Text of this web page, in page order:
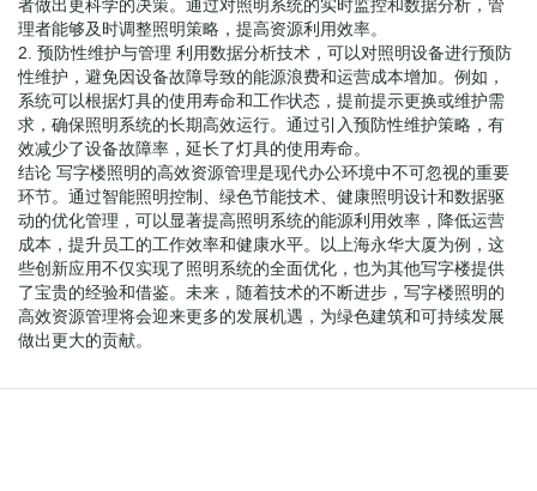
者做出更科学的决策。通过对照明系统的实时监控和数据分析，管
理者能够及时调整照明策略，提高资源利用效率。
2. 预防性维护与管理 利用数据分析技术，可以对照明设备进行预防
性维护，避免因设备故障导致的能源浪费和运营成本增加。例如，
系统可以根据灯具的使用寿命和工作状态，提前提示更换或维护需
求，确保照明系统的长期高效运行。通过引入预防性维护策略，有
效减少了设备故障率，延长了灯具的使用寿命。
结论 写字楼照明的高效资源管理是现代办公环境中不可忽视的重要
环节。通过智能照明控制、绿色节能技术、健康照明设计和数据驱
动的优化管理，可以显著提高照明系统的能源利用效率，降低运营
成本，提升员工的工作效率和健康水平。以上海永华大厦为例，这
些创新应用不仅实现了照明系统的全面优化，也为其他写字楼提供
了宝贵的经验和借鉴。未来，随着技术的不断进步，写字楼照明的
高效资源管理将会迎来更多的发展机遇，为绿色建筑和可持续发展
做出更大的贡献。